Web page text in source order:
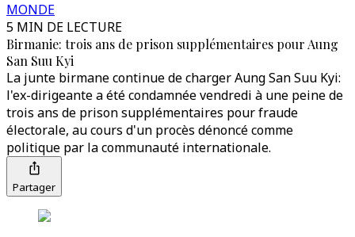
MONDE
5 MIN DE LECTURE
Birmanie: trois ans de prison supplémentaires pour Aung
San Suu Kyi
La junte birmane continue de charger Aung San Suu Kyi:
l'ex-dirigeante a été condamnée vendredi à une peine de
trois ans de prison supplémentaires pour fraude
électorale, au cours d'un procès dénoncé comme
politique par la communauté internationale.
Partager